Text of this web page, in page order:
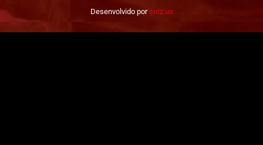
Desenvolvido porsntz.us